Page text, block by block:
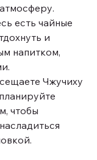
есть чайные
и
напитком,
Чжучиху
чтобы